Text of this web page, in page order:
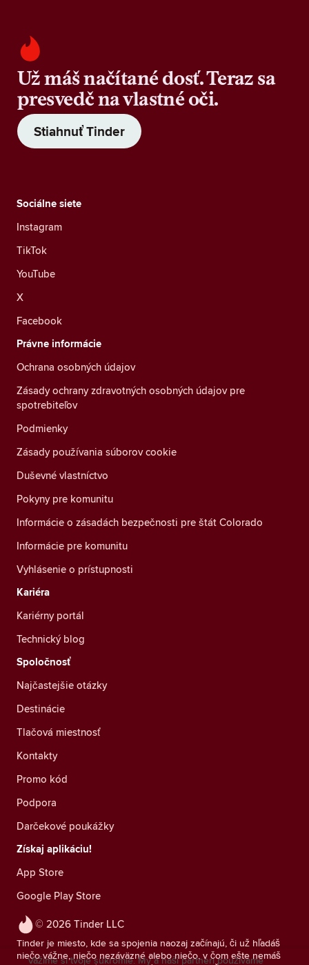
Už máš načítané dosť. Teraz sa
presvedč na vlastné oči.
Stiahnuť Tinder
© 2026 Tinder LLC
Tinder je miesto, kde sa spojenia naozaj začínajú, či už hľadáš
niečo vážne, niečo nezáväzné alebo niečo, v čom ešte nemáš
Sociálne siete
Instagram
TikTok
YouTube
X
Facebook
Právne informácie
Ochrana osobných údajov
Zásady ochrany zdravotných osobných údajov pre
spotrebiteľov
Podmienky
Zásady používania súborov cookie
Duševné vlastníctvo
Pokyny pre komunitu
Informácie o zásadách bezpečnosti pre štát Colorado
Informácie pre komunitu
Vyhlásenie o prístupnosti
Kariéra
Kariérny portál
Technický blog
Spoločnosť
Najčastejšie otázky
Destinácie
Tlačová miestnosť
Kontakty
Promo kód
Podpora
Darčekové poukážky
Získaj aplikáciu!
App Store
Google Play Store
Vážime si tvoje súkromie. My a naši partneri používame